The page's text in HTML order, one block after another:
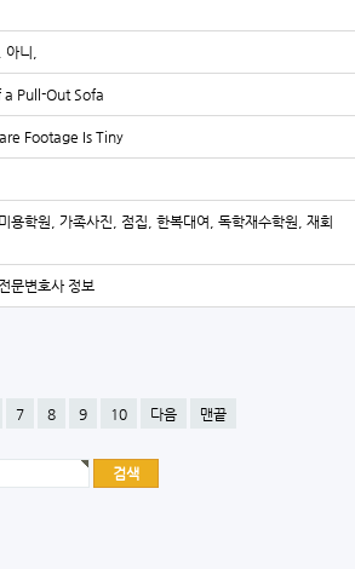
니,
Pull-Out Sofa
Footage Is Tiny
용학원, 가족사진, 점집, 한복대여, 독학재수학원, 재회
문변호사 정보
7 8 9 10 다음 맨끝